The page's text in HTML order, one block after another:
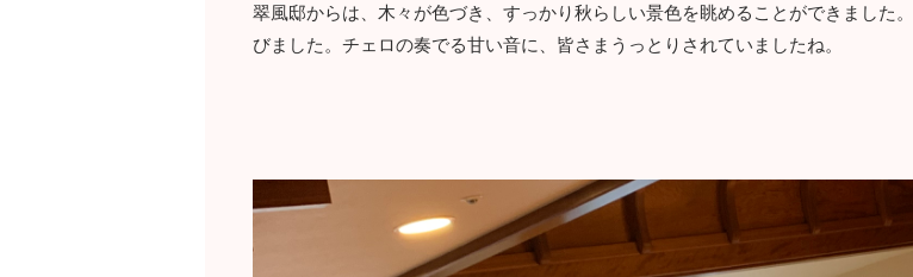
翠風邸からは、木々が色づき、すっかり秋らしい景色を眺めることができました
びました。チェロの奏でる甘い音に、皆さまうっとりされていましたね。